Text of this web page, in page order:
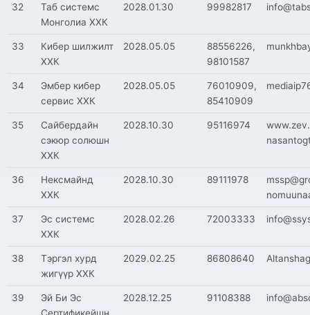
32
Таб системс
Монголиа ХХК
2028.01.30 99982817
33
Кибер шилжилт
ХХК
2028.05.05
88556226,
98101587
34
Эмбер кибер
сервис ХХК
2028.05.05
76010909,
85410909
35
Сайбердайн
сэкюр солюшн
ХХК
2028.10.30 95116974
36
Нексмайнд
ХХК
2028.10.30 89111978
37
Эс системс
ХХК
2028.02.26 72003333
38
Тэргэл хурд
жигүүр ХХК
2029.02.25 86808640
39
Эй Би Эс
2028.12.25 91108388